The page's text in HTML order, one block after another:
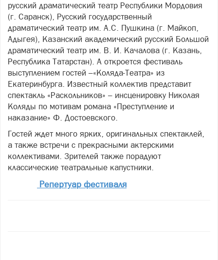
русский драматический театр Республики Мордовия
(г. Саранск), Русский государственный
драматический театр им. А.С. Пушкина (г. Майкоп,
Адыгея), Казанский академический русский Большой
драматический театр им. В. И. Качалова (г. Казань,
Республика Татарстан). А откроется фестиваль
выступлением гостей –«Коляда-Театра» из
Екатеринбурга. Известный коллектив представит
спектакль «Раскольников» – инсценировку Николая
Коляды по мотивам романа «Преступление и
наказание» Ф. Достоевского.
Гостей ждет много ярких, оригинальных спектаклей,
а также встречи с прекрасными актерскими
коллективами. Зрителей также порадуют
классические театральные капустники.
Репертуар фестиваля